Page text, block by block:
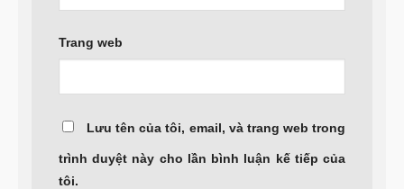
Trang web
Lưu tên của tôi, email, và trang web trong
trình duyệt này cho lần bình luận kế tiếp của
tôi.